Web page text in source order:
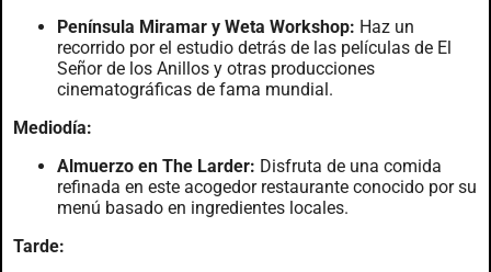
Península Miramar y Weta Workshop: Haz un
recorrido por el estudio detrás de las películas de El
Señor de los Anillos y otras producciones
cinematográficas de fama mundial.
Mediodía:
Almuerzo en The Larder: Disfruta de una comida
refinada en este acogedor restaurante conocido por su
menú basado en ingredientes locales.
Tarde: